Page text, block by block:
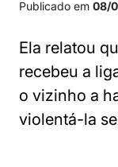
Publicado em 08/
Ela relatou
recebeu a
o vizinho a
violentá-la